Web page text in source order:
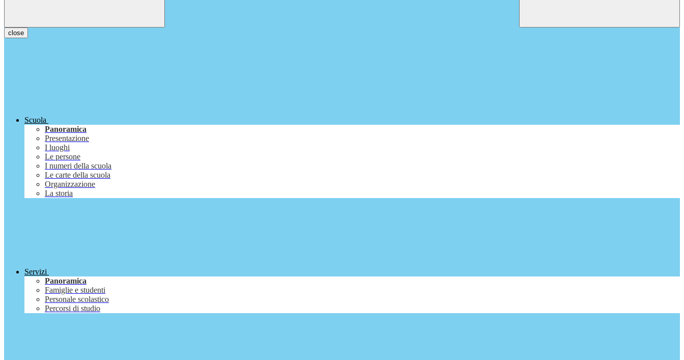
close
Scuola
Panoramica
Presentazione
I luoghi
Le persone
I numeri della scuola
Le carte della scuola
Organizzazione
La storia
Servizi
Panoramica
Famiglie e studenti
Personale scolastico
Percorsi di studio